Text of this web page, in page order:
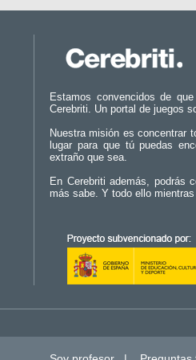
Estamos convencidos de
Cerebriti. Un portal de juegos
Nuestra misión es concentrar
lugar para que tú puedas
extraño que sea.
En Cerebriti además, podrás
más sabe. Y todo ello